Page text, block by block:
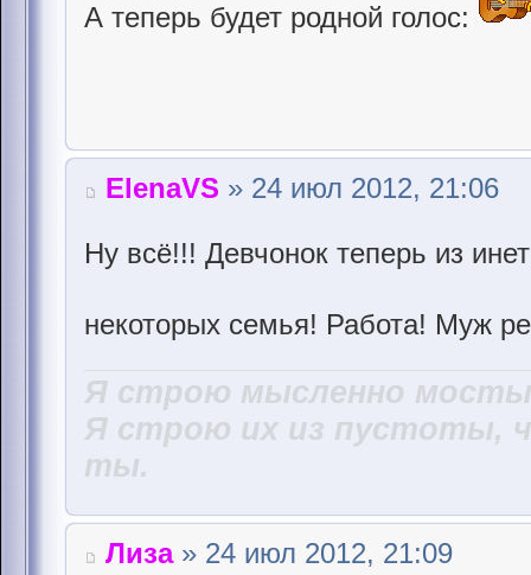
А теперь будет родной голос:
ElenaVS » 24 июл 2012, 21:06
Ну всё!!! Девчонок теперь из
некоторых семья! Работа! Муж
Я строю мысленно
Я строю их из пустоты,
ты.
Лиза» 24 июл 2012, 21:09